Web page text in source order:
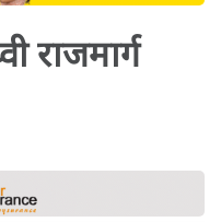
राजमार्ग